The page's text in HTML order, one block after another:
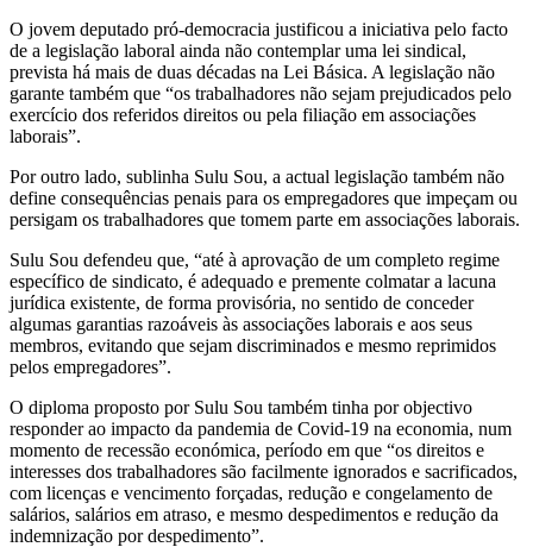
O jovem deputado pró-democracia justificou a iniciativa pelo facto
de a legislação laboral ainda não contemplar uma lei sindical,
prevista há mais de duas décadas na Lei Básica. A legislação não
garante também que “os trabalhadores não sejam prejudicados pelo
exercício dos referidos direitos ou pela filiação em associações
laborais”.
Por outro lado, sublinha Sulu Sou, a actual legislação também não
define consequências penais para os empregadores que impeçam ou
persigam os trabalhadores que tomem parte em associações laborais.
Sulu Sou defendeu que, “até à aprovação de um completo regime
específico de sindicato, é adequado e premente colmatar a lacuna
jurídica existente, de forma provisória, no sentido de conceder
algumas garantias razoáveis às associações laborais e aos seus
membros, evitando que sejam discriminados e mesmo reprimidos
pelos empregadores”.
O diploma proposto por Sulu Sou também tinha por objectivo
responder ao impacto da pandemia de Covid-19 na economia, num
momento de recessão económica, período em que “os direitos e
interesses dos trabalhadores são facilmente ignorados e sacrificados,
com licenças e vencimento forçadas, redução e congelamento de
salários, salários em atraso, e mesmo despedimentos e redução da
indemnização por despedimento”.